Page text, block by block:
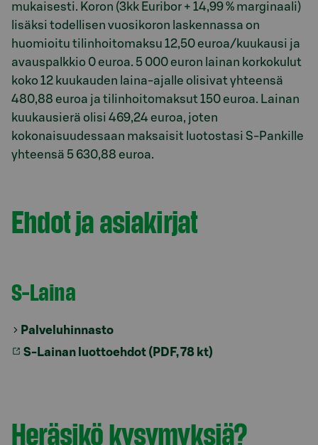
mukaisesti. Koron (3kk Euribor + 14,99 % marginaali)
lisäksi todellisen vuosikoron laskennassa on
huomioitu tilinhoitomaksu 12,50 euroa/kuukausi ja
avauspalkkio 0 euroa. 5 000 euron lainan korkokulut
koko 12 kuukauden laina-ajalle olisivat yhteensä
480,88 euroa ja tilinhoitomaksut 150 euroa. Lainan
kuukausierä olisi 469,24 euroa, joten
kokonaisuudessaan maksaisit luotostasi S-Pankille
yhteensä 5 630,88 euroa.
Model.AnchorLinkTargetDescription Ehdot ja
Ehdot ja asiakirjat
S-Laina
Palveluhinnasto
S-Lainan luottoehdot (PDF, 78 kt)
Heräsikö kysymyksiä?